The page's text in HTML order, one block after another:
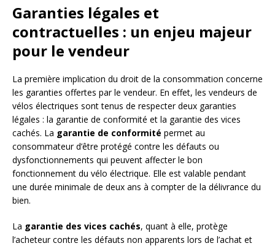
Garanties légales et
contractuelles : un enjeu majeur
pour le vendeur
La première implication du droit de la consommation concerne
les garanties offertes par le vendeur. En effet, les vendeurs de
vélos électriques sont tenus de respecter deux garanties
légales : la garantie de conformité et la garantie des vices
cachés. La garantie de conformité permet au
consommateur d’être protégé contre les défauts ou
dysfonctionnements qui peuvent affecter le bon
fonctionnement du vélo électrique. Elle est valable pendant
une durée minimale de deux ans à compter de la délivrance du
bien.
La garantie des vices cachés, quant à elle, protège
l’acheteur contre les défauts non apparents lors de l’achat et